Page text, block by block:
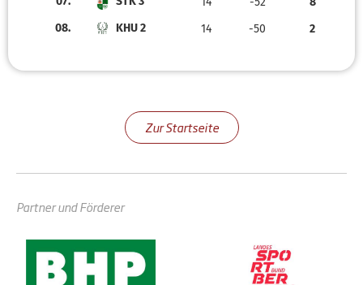
08.
KHU 2 14 -50 2
Zur Startseite
Partner und Förderer